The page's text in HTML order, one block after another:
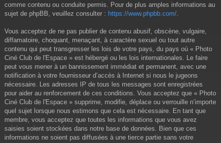
comme contenu ou conduite permis. Pour de plus amples informations au
sujet de phpBB, veuillez consulter : https://www.phpbb.com/
Vous acceptez de ne pas publier de contenu abusif, obscène, vulgaire,
diffamatoire, choquant, menaçant, à caractère sexuel ou tout autre
contenu qui peut transgresser les lois de votre pays, du pays où « Photo
Ciné Club de l'Espace » est hébergé ou les lois internationales. Le faire
peut vous mener à un bannissement immédiat et permanent, avec une
notification à votre fournisseur d’accès à Internet si nous le jugeons
nécessaire. Les adresses IP de tous les messages sont enregistrées
pour aider au renforcement de ces conditions. Vous acceptez que « Photo
Ciné Club de l'Espace » supprime, modifie, déplace ou verrouille n’importe
quel sujet lorsque nous estimons que cela est nécessaire. En tant que
membre, vous acceptez que toutes les informations que vous avez
saisies soient stockées dans notre base de données. Bien que ces
informations ne soient pas diffusées à une tierce partie sans votre